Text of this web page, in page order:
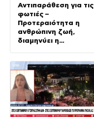
Αντιπαράθεση για τις
φωτιές –
Προτεραιότητα η
ανθρώπινη ζωή,
διαμηνύει η